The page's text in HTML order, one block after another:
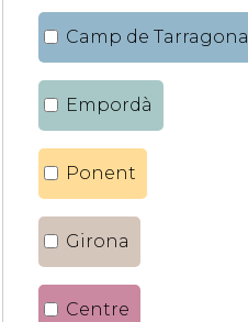
Camp de Tarragona
Empordà
Ponent
Girona
Centre